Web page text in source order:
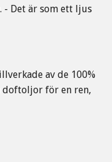
- Det är som ett ljus
av de 100%
doftoljor för en ren,